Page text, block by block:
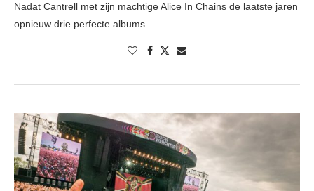
Nadat Cantrell met zijn machtige Alice In Chains de laatste jaren
opnieuw drie perfecte albums …